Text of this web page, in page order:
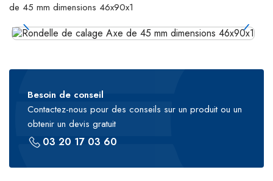
de 45 mm dimensions 46x90x1
Besoin de conseil
Contactez-nous pour des conseils sur un produit ou un
obtenir un devis gratuit
03 20 17 03 60